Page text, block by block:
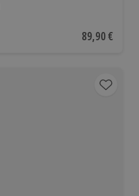
Aktueller
89,90 €